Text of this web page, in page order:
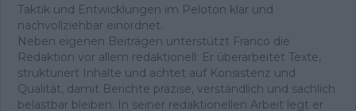
Taktik und Entwicklungen im Peloton klar und
nachvollziehbar einordnet.
Neben eigenen Beiträgen unterstützt Franco die
Redaktion vor allem redaktionell: Er überarbeitet Texte,
strukturiert Inhalte und achtet auf Konsistenz und
Qualität, damit Berichte präzise, verständlich und sachlich
belastbar bleiben. In seiner redaktionellen Arbeit legt er